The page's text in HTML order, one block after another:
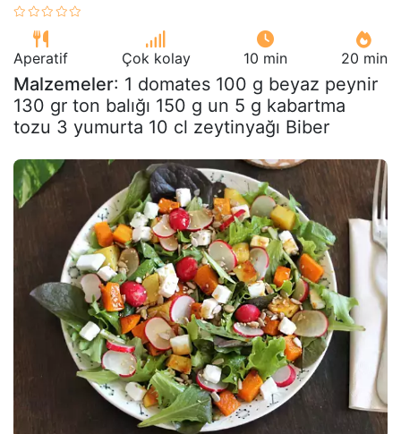
Aperatif Çok kolay 10 min 20 min
Malzemeler: 1 domates 100 g beyaz peynir
130 gr ton balığı 150 g un 5 g kabartma
tozu 3 yumurta 10 cl zeytinyağı Biber